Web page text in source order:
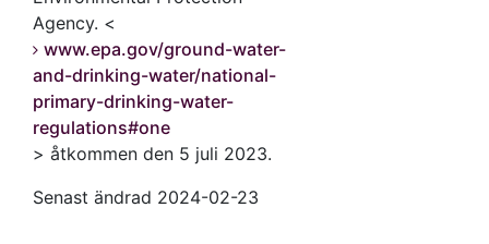
Agency. <
www.epa.gov/ground-water-
and-drinking-water/national-
primary-drinking-water-
regulations#one
> åtkommen den 5 juli 2023.
Senast ändrad 2024-02-23